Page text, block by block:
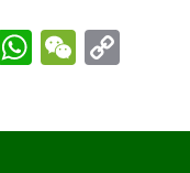
WhatsApp